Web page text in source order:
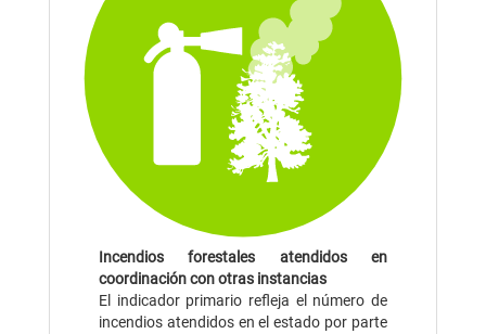
Incendios forestales atendidos en
coordinación con otras instancias
El indicador primario refleja el número de
incendios atendidos en el estado por parte